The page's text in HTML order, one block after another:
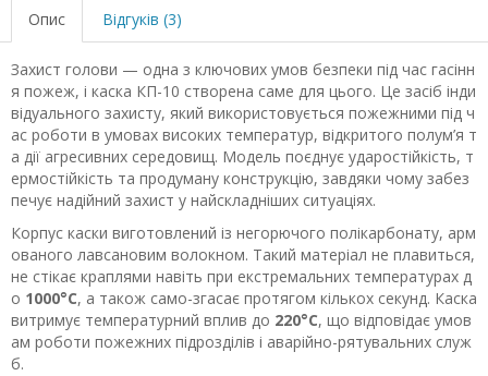
Опис Відгуків (3)
Захист голови — одна з ключових умов безпеки під час гасінн
я пожеж, і каска КП-10 створена саме для цього. Це засіб інди
відуального захисту, який використовується пожежними під ч
ас роботи в умовах високих температур, відкритого полум’я т
а дії агресивних середовищ. Модель поєднує ударостійкість, т
ермостійкість та продуману конструкцію, завдяки чому забез
печує надійний захист у найскладніших ситуаціях.
Корпус каски виготовлений із негорючого полікарбонату, арм
ованого лавсановим волокном. Такий матеріал не плавиться,
не стікає краплями навіть при екстремальних температурах д
о 1000°C, а також само-згасає протягом кількох секунд. Каска
витримує температурний вплив до 220°C, що відповідає умов
ам роботи пожежних підрозділів і аварійно-рятувальних служ
б.